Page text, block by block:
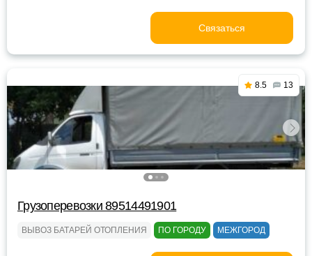
Связаться
8.5 13
Грузоперевозки 89514491901
ВЫВОЗ БАТАРЕЙ ОТОПЛЕНИЯ ПО ГОРОДУ МЕЖГОРОД